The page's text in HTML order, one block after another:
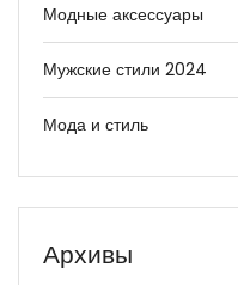
Модные аксессуары
Мужские стили 2024
Мода и стиль
Архивы